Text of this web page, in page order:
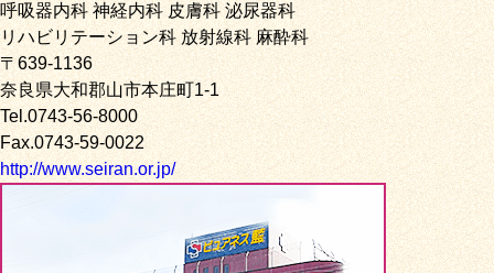
呼吸器内科 神経内科 皮膚科 泌尿器科
リハビリテーション科 放射線科 麻酔科
〒639-1136
奈良県大和郡山市本庄町1-1
Tel.0743-56-8000
Fax.0743-59-0022
http://www.seiran.or.jp/